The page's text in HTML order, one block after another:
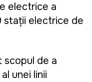
electrice a
stații electrice de
scopul de a
unei linii